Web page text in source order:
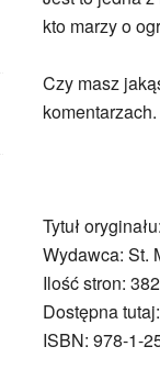
kto marzy o
Czy masz
Tytuł
Wydawca: St.
Ilość stron: 382
Dostępna tutaj:
ISBN: 978-1-